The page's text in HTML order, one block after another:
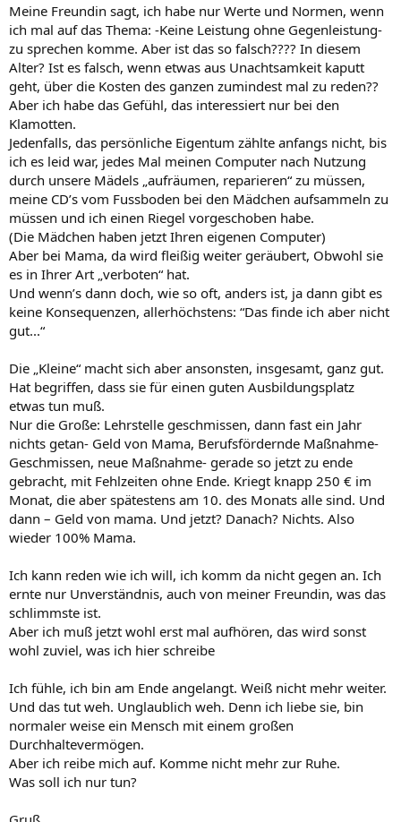
Meine Freundin sagt, ich habe nur Werte und Normen, wenn
ich mal auf das Thema: -Keine Leistung ohne Gegenleistung-
zu sprechen komme. Aber ist das so falsch???? In diesem
Alter? Ist es falsch, wenn etwas aus Unachtsamkeit kaputt
geht, über die Kosten des ganzen zumindest mal zu reden??
Aber ich habe das Gefühl, das interessiert nur bei den
Klamotten.
Jedenfalls, das persönliche Eigentum zählte anfangs nicht, bis
ich es leid war, jedes Mal meinen Computer nach Nutzung
durch unsere Mädels „aufräumen, reparieren“ zu müssen,
meine CD’s vom Fussboden bei den Mädchen aufsammeln zu
müssen und ich einen Riegel vorgeschoben habe.
(Die Mädchen haben jetzt Ihren eigenen Computer)
Aber bei Mama, da wird fleißig weiter geräubert, Obwohl sie
es in Ihrer Art „verboten“ hat.
Und wenn’s dann doch, wie so oft, anders ist, ja dann gibt es
keine Konsequenzen, allerhöchstens: “Das finde ich aber nicht
gut...“
Die „Kleine“ macht sich aber ansonsten, insgesamt, ganz gut.
Hat begriffen, dass sie für einen guten Ausbildungsplatz
etwas tun muß.
Nur die Große: Lehrstelle geschmissen, dann fast ein Jahr
nichts getan- Geld von Mama, Berufsfördernde Maßnahme-
Geschmissen, neue Maßnahme- gerade so jetzt zu ende
gebracht, mit Fehlzeiten ohne Ende. Kriegt knapp 250 € im
Monat, die aber spätestens am 10. des Monats alle sind. Und
dann – Geld von mama. Und jetzt? Danach? Nichts. Also
wieder 100% Mama.
Ich kann reden wie ich will, ich komm da nicht gegen an. Ich
ernte nur Unverständnis, auch von meiner Freundin, was das
schlimmste ist.
Aber ich muß jetzt wohl erst mal aufhören, das wird sonst
wohl zuviel, was ich hier schreibe
Ich fühle, ich bin am Ende angelangt. Weiß nicht mehr weiter.
Und das tut weh. Unglaublich weh. Denn ich liebe sie, bin
normaler weise ein Mensch mit einem großen
Durchhaltevermögen.
Aber ich reibe mich auf. Komme nicht mehr zur Ruhe.
Was soll ich nur tun?